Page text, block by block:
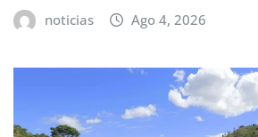
noticias Ago 4, 2026